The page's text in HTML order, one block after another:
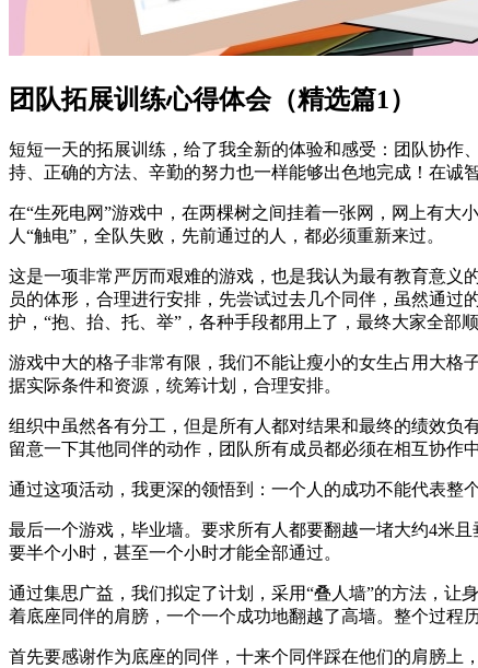
团队拓展训练心得体会（精选篇1）
短短一天的拓展训练，给了我全新的体验和感受：团队协作
持、正确的方法、辛勤的努力也一样能够出色地完成！在诚
在“生死电网”游戏中，在两棵树之间挂着一张网，网上有大
人“触电”，全队失败，先前通过的人，都必须重新来过。
这是一项非常严厉而艰难的游戏，也是我认为最有教育意义
员的体形，合理进行安排，先尝试过去几个同伴，虽然通
护，“抱、抬、托、举”，各种手段都用上了，最终大家全部顺
游戏中大的格子非常有限，我们不能让瘦小的女生占用大格
据实际条件和资源，统筹计划，合理安排。
组织中虽然各有分工，但是所有人都对结果和最终的绩效负
留意一下其他同伴的动作，团队所有成员都必须在相互协作
通过这项活动，我更深的领悟到：一个人的成功不能代表整
最后一个游戏，毕业墙。要求所有人都要翻越一堵大约4米
要半个小时，甚至一个小时才能全部通过。
通过集思广益，我们拟定了计划，采用“叠人墙”的方法，
着底座同伴的肩膀，一个一个成功地翻越了高墙。整个过程
首先要感谢作为底座的同伴，十来个同伴踩在他们的肩膀上